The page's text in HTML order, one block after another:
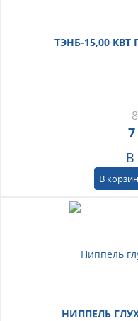
ТЭНБ-15,00
В
В
НИППЕЛЬ